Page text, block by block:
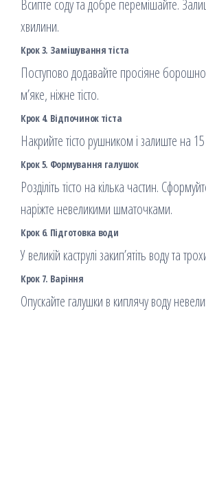
Всипте соду та добре перемішайте.
хвилини.
Крок 3. Замішування тіста
Поступово додавайте просіяне
м’яке, ніжне тісто.
Крок 4. Відпочинок тіста
Накрийте тісто рушником і залиште на
Крок 5. Формування галушок
Розділіть тісто на кілька частин.
наріжте невеликими шматочками.
Крок 6. Підготовка води
У великій каструлі закип’ятіть воду та
Крок 7. Варіння
Опускайте галушки в киплячу воду